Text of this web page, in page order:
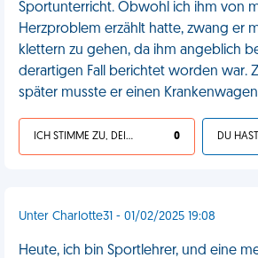
Sportunterricht. Obwohl ich ihm von
Herzproblem erzählt hatte, zwang er
klettern zu gehen, da ihm angeblich
derartigen Fall berichtet worden war.
später musste er einen
ICH STIMME ZU, DEIN LEBEN IST SCHEISSE 0
Unter Charlotte31 - 01/02/2025 19:08
Heute, ich bin Sportlehrer, und eine